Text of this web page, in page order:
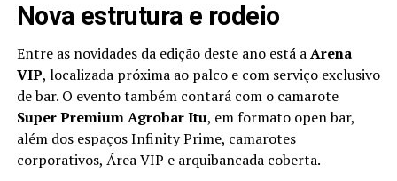
Nova estrutura e rodeio
Entre as novidades da edição deste ano está aArena
VIP, localizada próxima ao palco e com serviço exclusivo
de bar. O evento também contará com o camarote
Super Premium Agrobar Itu, em formato open bar,
além dos espaços Infinity Prime, camarotes
corporativos, Área VIP e arquibancada coberta.